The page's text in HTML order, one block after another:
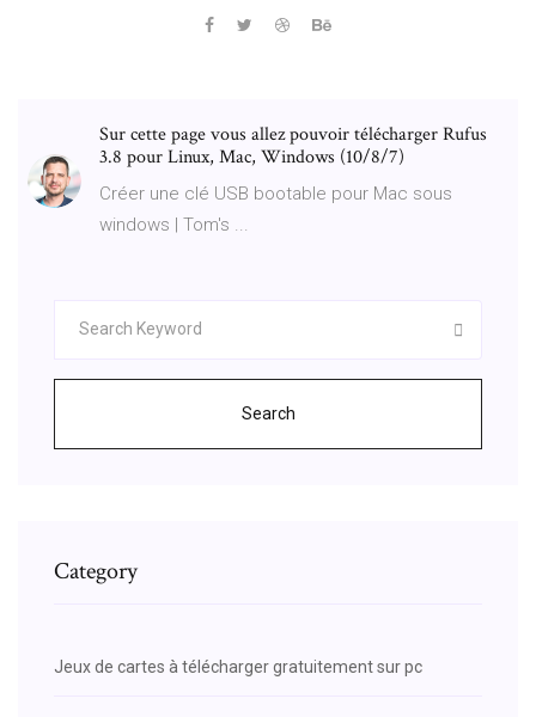
Sur cette page vous allez pouvoir télécharger Rufus
3.8 pour Linux, Mac, Windows (10/8/7)
Créer une clé USB bootable pour Mac sous
windows | Tom's ...
Search
Category
Jeux de cartes à télécharger gratuitement sur pc